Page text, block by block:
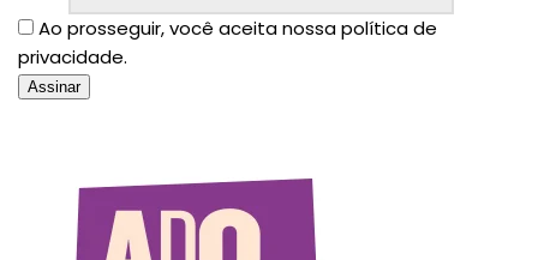
Ao prosseguir, você aceita nossa política de
privacidade.